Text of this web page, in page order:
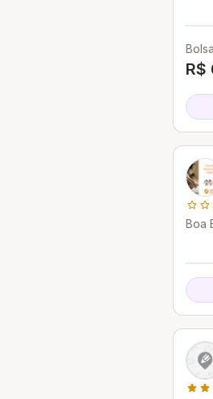
R$
Boa